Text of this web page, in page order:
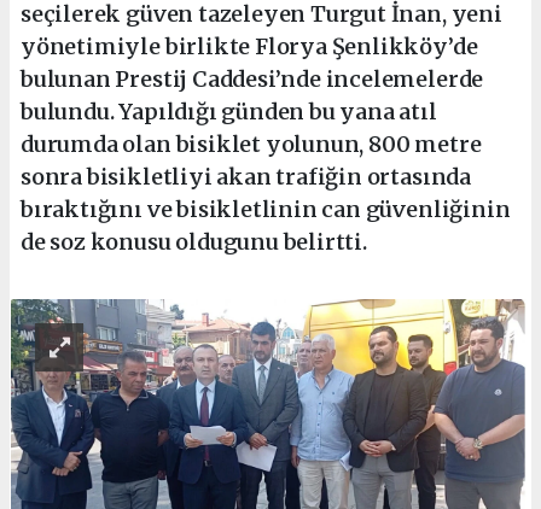
seçilerek güven tazeleyen Turgut İnan, yeni
yönetimiyle birlikte Florya Şenlikköy’de
bulunan Prestij Caddesi’nde incelemelerde
bulundu. Yapıldığı günden bu yana atıl
durumda olan bisiklet yolunun, 800 metre
sonra bisikletliyi akan trafiğin ortasında
bıraktığını ve bisikletlinin can güvenliğinin
de soz konusu oldugunu belirtti.